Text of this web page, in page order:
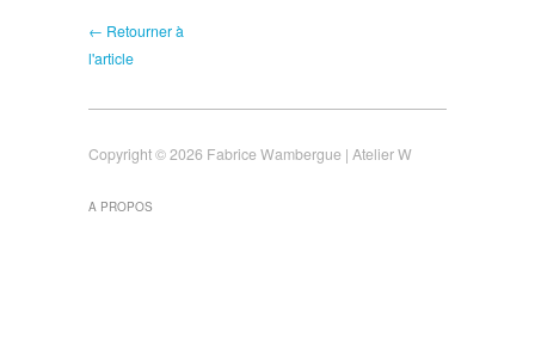
← Retourner à
l'article
Copyright © 2026 Fabrice Wambergue | Atelier W
A PROPOS